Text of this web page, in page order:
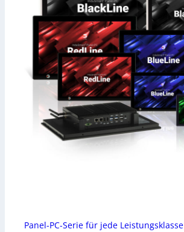
Panel-PC-Serie für jede Leistungsklasse